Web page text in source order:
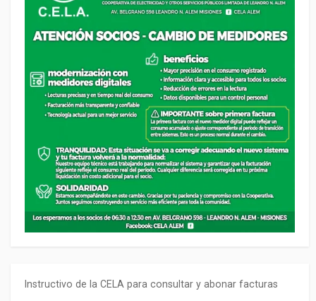
Instructivo de la CELA para consultar y abonar facturas